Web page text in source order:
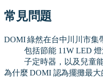
常見問題
DOMI 綠然在台中川川市集
包括節能 11W LED
子定時器，以及兒童
為什麼 DOMI 認為擺攤最大